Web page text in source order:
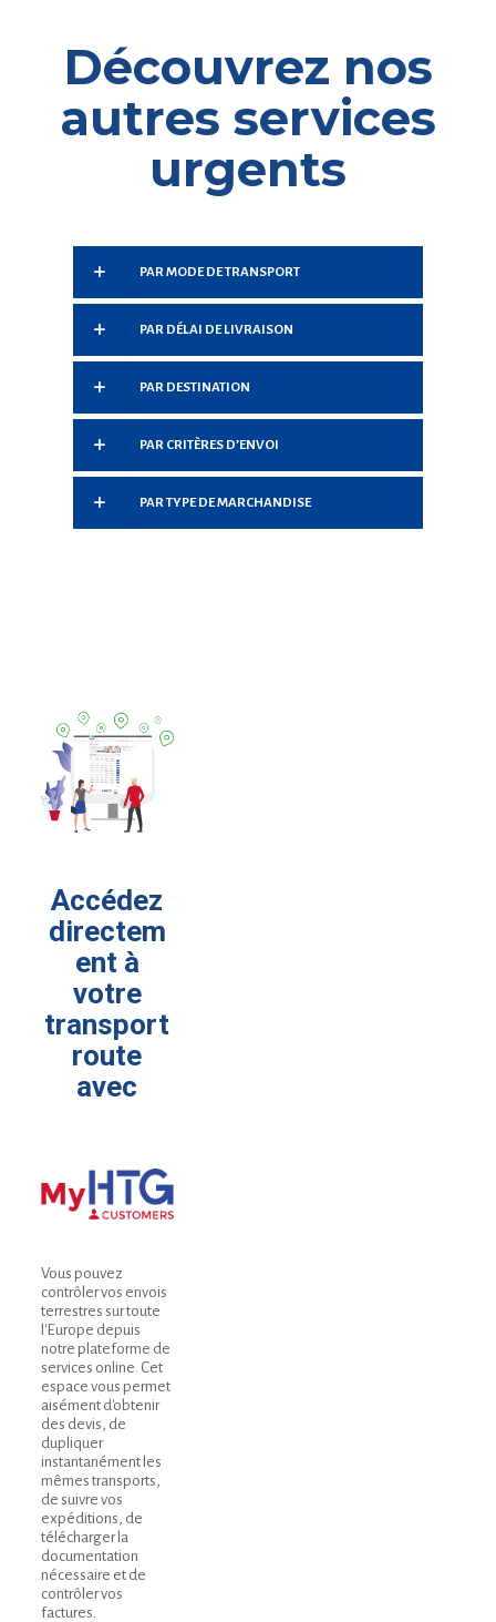
Découvrez nos
autres services
urgents
PAR MODE DE TRANSPORT
PAR DÉLAI DE LIVRAISON
PAR DESTINATION
PAR CRITÈRES D’ENVOI
PAR TYPE DE MARCHANDISE
Accédez
directem
ent à
votre
transport
route
avec
Vous pouvez
contrôler vos envois
terrestres sur toute
l'Europe depuis
notre plateforme de
services online. Cet
espace vous permet
aisément d'obtenir
des devis, de
dupliquer
instantanément les
mêmes transports,
de suivre vos
expéditions, de
télécharger la
documentation
nécessaire et de
contrôler vos
factures.